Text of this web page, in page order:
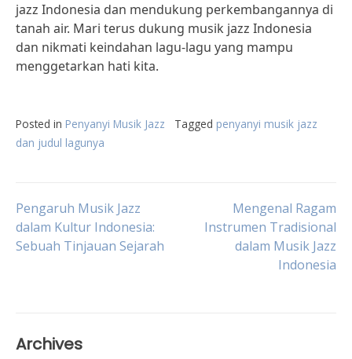
jazz Indonesia dan mendukung perkembangannya di
tanah air. Mari terus dukung musik jazz Indonesia
dan nikmati keindahan lagu-lagu yang mampu
menggetarkan hati kita.
Posted in Penyanyi Musik Jazz Tagged penyanyi musik jazz
dan judul lagunya
Post
navigation
Pengaruh Musik Jazz
dalam Kultur Indonesia:
Sebuah Tinjauan Sejarah
Mengenal Ragam
Instrumen Tradisional
dalam Musik Jazz
Indonesia
Archives